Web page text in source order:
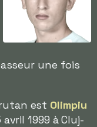
une fois
est Olimpiu
1999 à Cluj-